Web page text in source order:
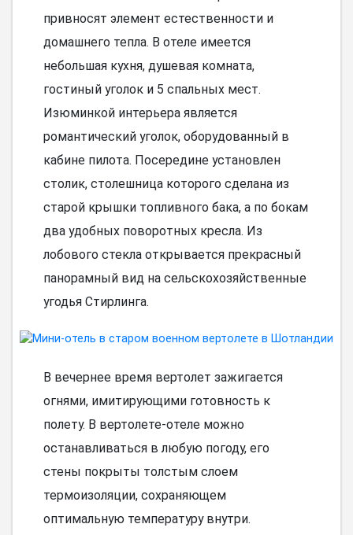
привносят элемент естественности и
домашнего тепла. В отеле имеется
небольшая кухня, душевая комната,
гостиный уголок и 5 спальных мест.
Изюминкой интерьера является
романтический уголок, оборудованный в
кабине пилота. Посередине установлен
столик, столешница которого сделана из
старой крышки топливного бака, а по бокам
два удобных поворотных кресла. Из
лобового стекла открывается прекрасный
панорамный вид на сельскохозяйственные
угодья Стирлинга.
В вечернее время вертолет зажигается
огнями, имитирующими готовность к
полету. В вертолете-отеле можно
останавливаться в любую погоду, его
стены покрыты толстым слоем
термоизоляции, сохраняющем
оптимальную температуру внутри.